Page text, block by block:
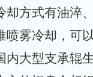
却方式有油淬
喷雾冷却，可
内大型支承辊